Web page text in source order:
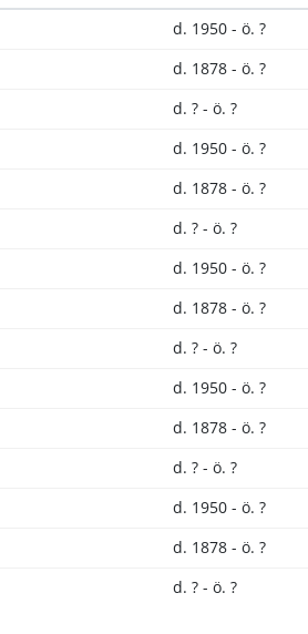
d. 1950 - ö. ?
d. 1878 - ö. ?
d. ? - ö. ?
d. 1950 - ö. ?
d. 1878 - ö. ?
d. ? - ö. ?
d. 1950 - ö. ?
d. 1878 - ö. ?
d. ? - ö. ?
d. 1950 - ö. ?
d. 1878 - ö. ?
d. ? - ö. ?
d. 1950 - ö. ?
d. 1878 - ö. ?
d. ? - ö. ?